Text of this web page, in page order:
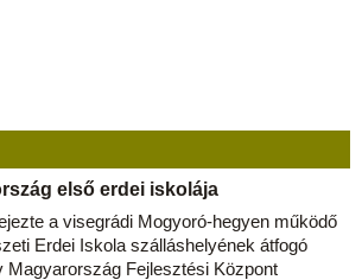
első erdei iskolája
a visegrádi Mogyoró-hegyen működő
Erdei Iskola szálláshelyének átfogó
Magyarország Fejlesztési Központ